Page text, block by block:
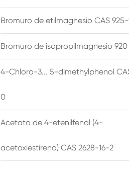
Bromuro de etilmagnesio CAS
Bromuro de isopropilmagnesio 920
4-Chloro-3... 5-dimethylphenol
0
Acetato de 4-etenilfenol (4-
acetoxiestireno) CAS 2628-16-2